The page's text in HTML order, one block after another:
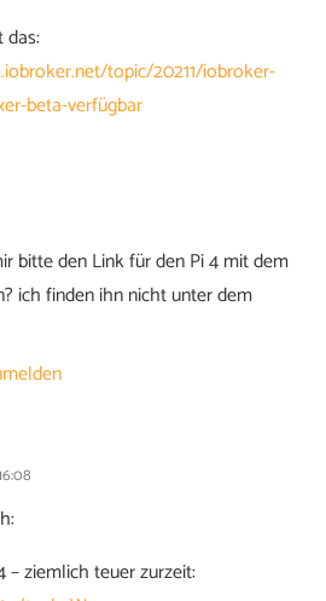
topic/20211/iobroker-
beta-verfügbar
bitte den Link für den Pi 4 mit dem
ich finden ihn nicht unter dem
– ziemlich teuer zurzeit: